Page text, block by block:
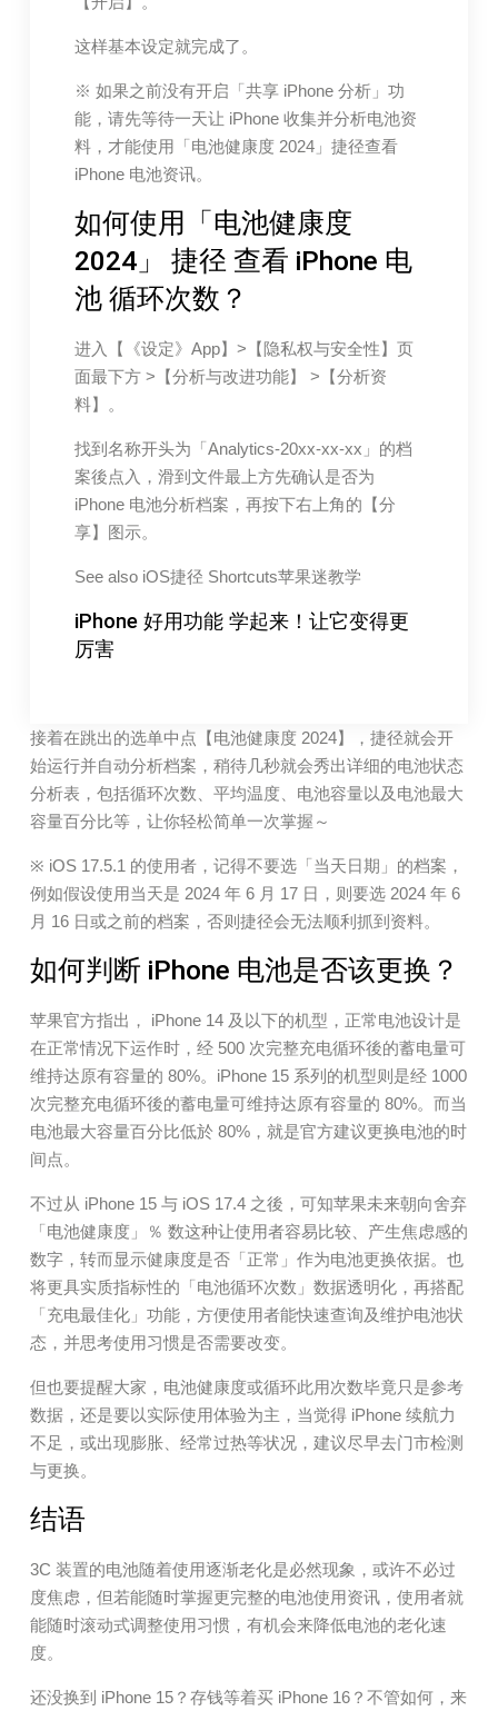
这样基本设定就完成了。
※ 如果之前没有开启「共享 iPhone 分析」功
能，请先等待一天让 iPhone 收集并分析电池资
料，才能使用「电池健康度 2024」捷径查看
iPhone 电池资讯。
如何使用「电池健康度
2024」 捷径 查看 iPhone 电
池 循环次数？
进入【《设定》App】>【隐私权与安全性】页
面最下方 >【分析与改进功能】 >【分析资
料】。
找到名称开头为「Analytics-20xx-xx-xx」的档
案後点入，滑到文件最上方先确认是否为
iPhone 电池分析档案，再按下右上角的【分
享】图示。
See also iOS捷径 Shortcuts苹果迷教学
iPhone 好用功能 学起来！让它变得更
厉害
接着在跳出的选单中点【电池健康度 2024】，捷径就会开
始运行并自动分析档案，稍待几秒就会秀出详细的电池状态
分析表，包括循环次数、平均温度、电池容量以及电池最大
容量百分比等，让你轻松简单一次掌握～
※ iOS 17.5.1 的使用者，记得不要选「当天日期」的档案，
例如假设使用当天是 2024 年 6 月 17 日，则要选 2024 年 6
月 16 日或之前的档案，否则捷径会无法顺利抓到资料。
如何判断 iPhone 电池是否该更换？
苹果官方指出， iPhone 14 及以下的机型，正常电池设计是
在正常情况下运作时，经 500 次完整充电循环後的蓄电量可
维持达原有容量的 80%。iPhone 15 系列的机型则是经 1000
次完整充电循环後的蓄电量可维持达原有容量的 80%。而当
电池最大容量百分比低於 80%，就是官方建议更换电池的时
间点。
不过从 iPhone 15 与 iOS 17.4 之後，可知苹果未来朝向舍弃
「电池健康度」％ 数这种让使用者容易比较、产生焦虑感的
数字，转而显示健康度是否「正常」作为电池更换依据。也
将更具实质指标性的「电池循环次数」数据透明化，再搭配
「充电最佳化」功能，方便使用者能快速查询及维护电池状
态，并思考使用习惯是否需要改变。
但也要提醒大家，电池健康度或循环此用次数毕竟只是参考
数据，还是要以实际使用体验为主，当觉得 iPhone 续航力
不足，或出现膨胀、经常过热等状况，建议尽早去门市检测
与更换。
结语
3C 装置的电池随着使用逐渐老化是必然现象，或许不必过
度焦虑，但若能随时掌握更完整的电池使用资讯，使用者就
能随时滚动式调整使用习惯，有机会来降低电池的老化速
度。
还没换到 iPhone 15？存钱等着买 iPhone 16？不管如何，来